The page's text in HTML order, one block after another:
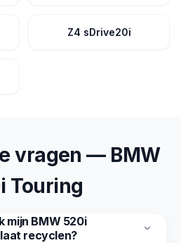
Z4 sDrive20i
vragen — BMW
Touring
mijn BMW 520i
recyclen?